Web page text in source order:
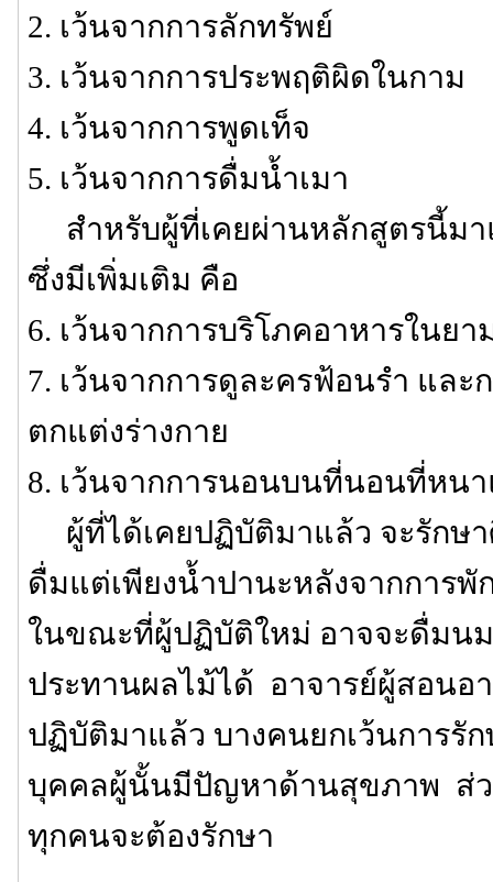
2. เว้นจากการลักทรัพย์
3. เว้นจากการประพฤติผิดในกาม
4. เว้นจากการพูดเท็จ
5. เว้นจากการดื่มน้ำเมา
สำหรับผู้ที่เคยผ่านหลักสูตรนี้มา
ซึ่งมีเพิ่มเติม คือ
6. เว้นจากการบริโภคอาหารในยา
7. เว้นจากการดูละครฟ้อนรำ และ
ตกแต่งร่างกาย
8. เว้นจากการนอนบนที่นอนที่หน
ผู้ที่ได้เคยปฏิบัติมาแล้ว จะรักษา
ดื่มแต่เพียงน้ำปานะหลังจากการพั
ในขณะที่ผู้ปฏิบัติใหม่ อาจจะดื่มน
ประทานผลไม้ได้ อาจารย์ผู้สอนอ
ปฏิบัติมาแล้ว บางคนยกเว้นการรั
บุคคลผู้นั้นมีปัญหาด้านสุขภาพ ส่ว
ทุกคนจะต้องรักษา